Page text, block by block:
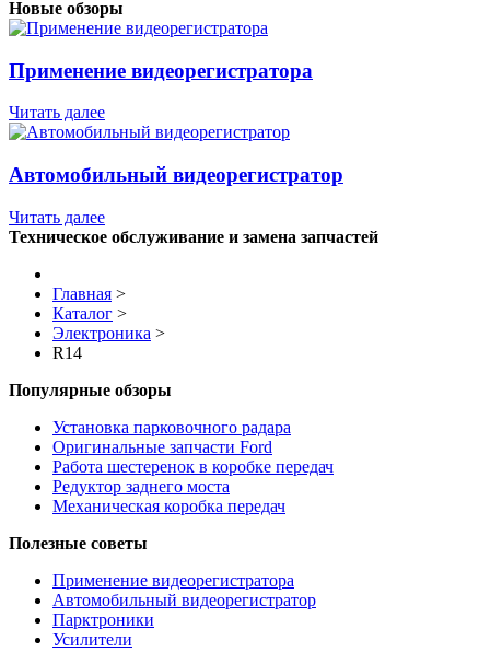
Новые обзоры
Применение видеорегистратора
Читать далее
Автомобильный видеорегистратор
Читать далее
Техническое обслуживание и замена запчастей
Главная >
Каталог >
Электроника >
R14
Популярные обзоры
Установка парковочного радара
Оригинальные запчасти Ford
Работа шестеренок в коробке передач
Редуктор заднего моста
Механическая коробка передач
Полезные советы
Применение видеорегистратора
Автомобильный видеорегистратор
Парктроники
Усилители